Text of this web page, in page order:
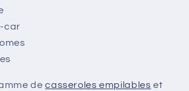
car
decasseroles empilables et